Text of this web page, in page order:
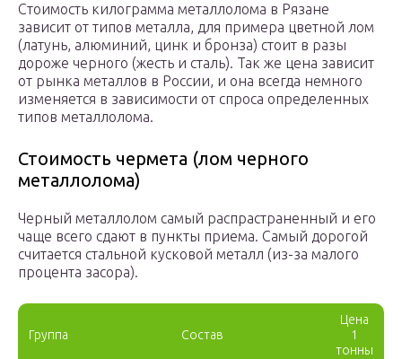
Стоимость килограмма металлолома в Рязане
зависит от типов металла, для примера цветной лом
(латунь, алюминий, цинк и бронза) стоит в разы
дороже черного (жесть и сталь). Так же цена зависит
от рынка металлов в России, и она всегда немного
изменяется в зависимости от спроса определенных
типов металлолома.
Стоимость чермета (лом черного
металлолома)
Черный металлолом самый распрастраненный и его
чаще всего сдают в пункты приема. Самый дорогой
считается стальной кусковой металл (из-за малого
процента засора).
Группа Состав
Цена
1
тонны